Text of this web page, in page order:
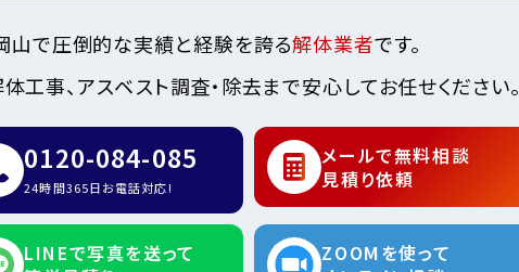
山で圧倒的な実績と経験を誇る解体業者です。
事、アスベスト調査・除去まで安心してお任せください。
0120-084-085
24時間365日お電話対応!
メールで無料相談
見積り依頼
LINEで写真を送って
ZOOMを使って